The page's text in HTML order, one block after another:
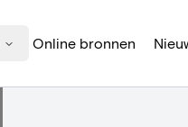
Online bronnen